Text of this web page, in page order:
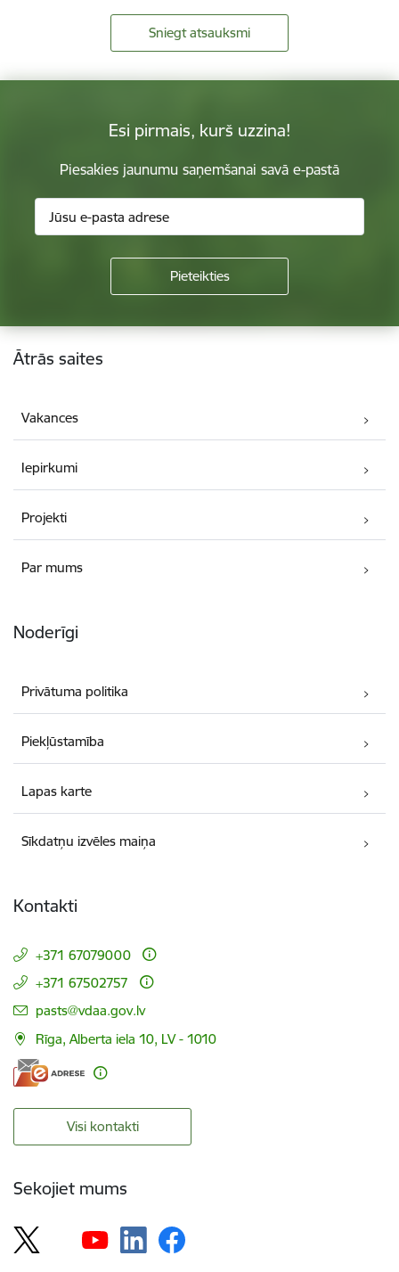
Sniegt atsauksmi
Esi pirmais, kurš uzzina!
Piesakies jaunumu saņemšanai savā e-pastā
Kājene
Ātrās saites
Vakances
Iepirkumi
Projekti
Par mums
Noderīgi
Privātuma politika
Piekļūstamība
Lapas karte
Sīkdatņu izvēles maiņa
Kontakti
+371 67079000
+371 67502757
E-pasts:
pasts@vdaa.gov.lv
Rīga, Alberta iela 10, LV - 1010
Visi kontakti
Sekojiet mums